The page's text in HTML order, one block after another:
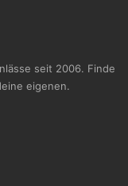
seit 2006. Finde
eigenen.